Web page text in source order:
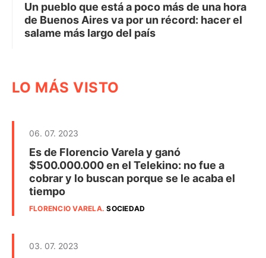
Un pueblo que está a poco más de una hora
de Buenos Aires va por un récord: hacer el
salame más largo del país
LO MÁS VISTO
06. 07. 2023
Es de Florencio Varela y ganó
$500.000.000 en el Telekino: no fue a
cobrar y lo buscan porque se le acaba el
tiempo
FLORENCIO VARELA.SOCIEDAD
03. 07. 2023